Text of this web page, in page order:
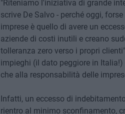
"Riteniamo l'iniziativa di grande
scrive De Salvo - perché oggi,
imprese è quello di avere un
aziende di costi inutili e creano
tolleranza zero verso i propri
impieghi (il dato peggiore in
che alla responsabilità delle
Infatti, un eccesso di
rientro al minimo sconfinamento,